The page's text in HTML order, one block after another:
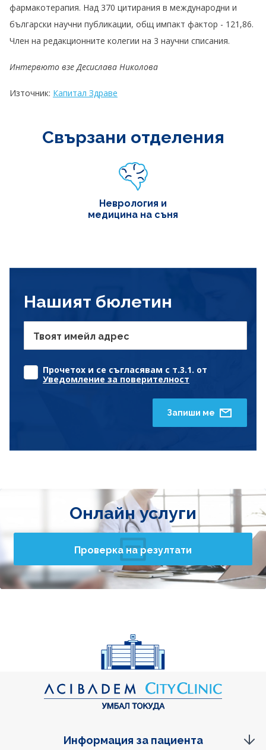
фармакотерапия. Над 370 цитирания в международни и
български научни публикации, общ импакт фактор - 121,86.
Член на редакционните колегии на 3 научни списания.
Интервюто взе Десислава Николова
Източник: Капитал Здраве
Свързани отделения
Неврология и
медицина на съня
Нашият бюлетин
Твоят имейл адрес
Прочетох и се съгласявам с т.3.1. от
Уведомление за поверителност
Запиши ме
Онлайн услуги
Проверка на резултати
Информация за пациента